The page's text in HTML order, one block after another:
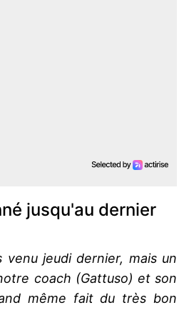
jusqu'au dernier
venu jeudi dernier, mais un
coach (Gattuso) et son
même fait du très bon